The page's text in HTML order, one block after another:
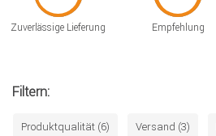
Zuverlässige Lieferung Empfehlung
Filtern:
Produktqualität (6) Versand (3)